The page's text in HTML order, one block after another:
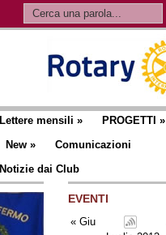
Lettere mensili » PROGETTI »
New »
Comunicazioni
Notizie dai Club
EVENTI
« Giu